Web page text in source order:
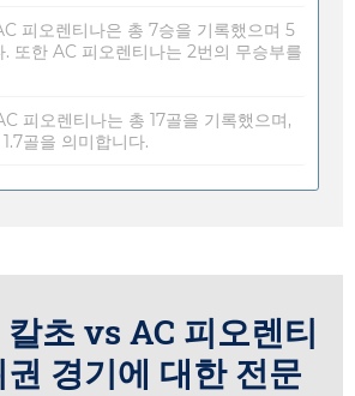
피오렌티나은 총 7승을 기록했으며 5
또한 AC 피오렌티나는 2번의 무승부를
피오렌티나는 총 17골을 기록했으며,
골을 의미합니다.
초 vs AC 피오렌티
경기에 대한 전문